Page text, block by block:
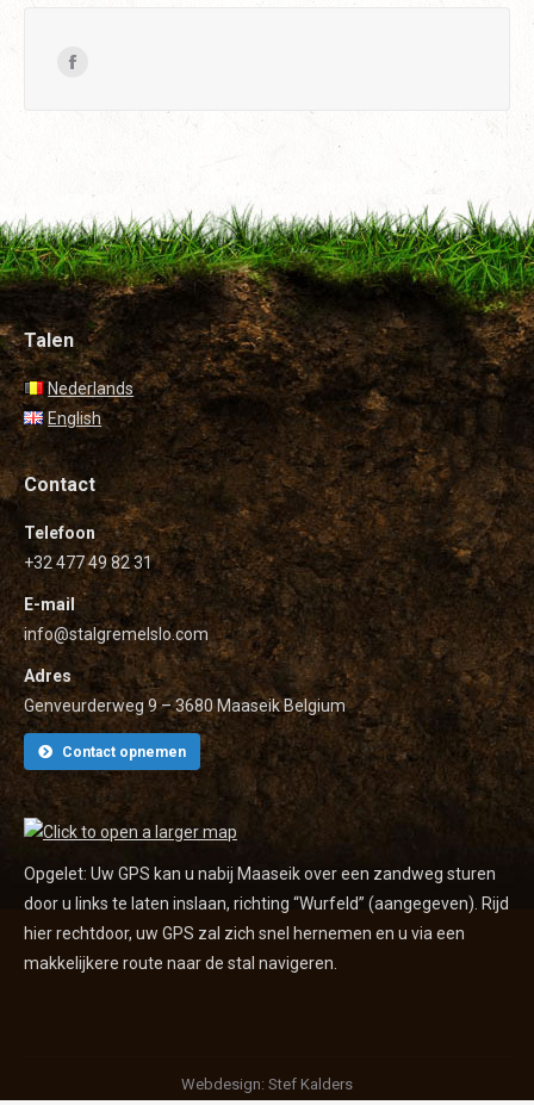
Find us on:
window
Talen
Nederlands
English
Contact
Telefoon
+32 477 49 82 31
E-mail
info@stalgremelslo.com
Adres
Genveurderweg 9 – 3680 Maaseik Belgium
Contact opnemen
Opgelet: Uw GPS kan u nabij Maaseik over een zandweg sturen
door u links te laten inslaan, richting “Wurfeld” (aangegeven). Rijd
hier rechtdoor, uw GPS zal zich snel hernemen en u via een
makkelijkere route naar de stal navigeren.
Webdesign: Stef Kalders